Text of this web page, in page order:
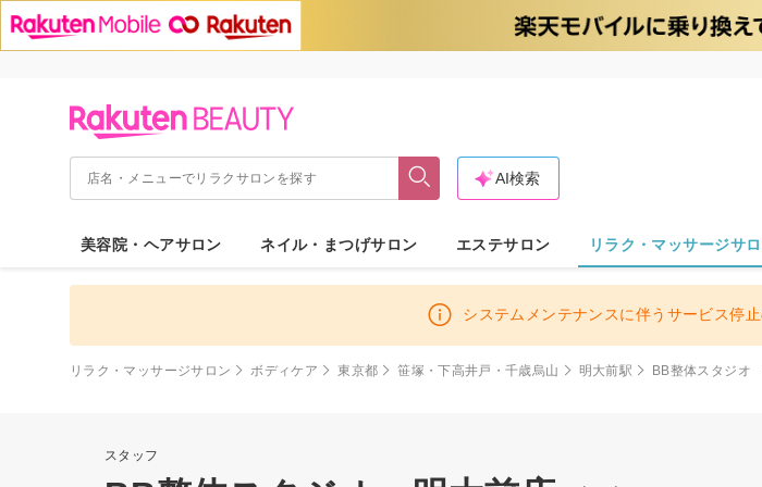
AI検索
美容院・ヘアサロン ネイル・まつげサロン エステサロン リラク・マッサージサ
システムメンテナンスに伴うサービス停
リラク・マッサージサロン ボディケア 東京都 笹塚・下高井戸・千歳烏山 明大前駅 BB整体スタジオ
スタッフ